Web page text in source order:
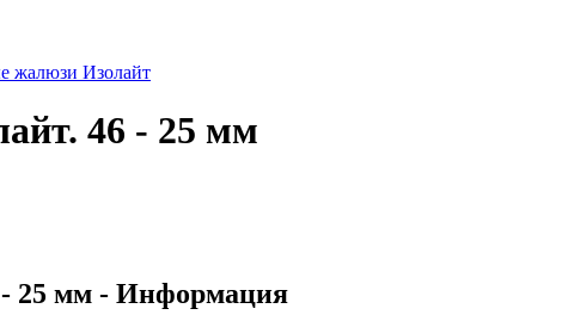
жалюзи Изолайт
46 - 25 мм
- 25 мм - Информация